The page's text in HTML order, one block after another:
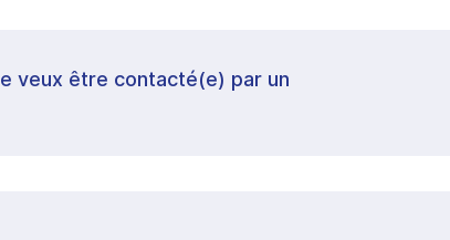
veux être contacté(e) par un